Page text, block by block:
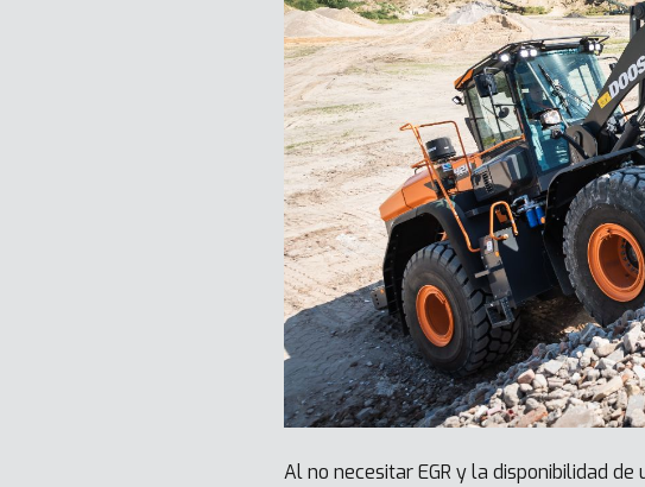
Al no necesitar EGR y la disponibilidad